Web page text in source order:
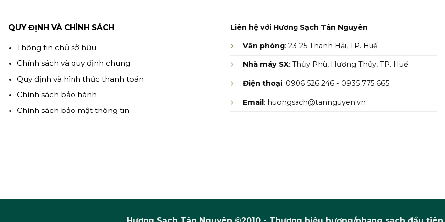
QUY ĐỊNH VÀ CHÍNH SÁCH
Thông tin chủ sở hữu
Chính sách và quy định chung
Quy định và hình thức thanh toán
Chính sách bảo hành
Chính sách bảo mật thông tin
Liên hệ với Hương Sạch Tân Nguyên
Văn phòng: 23-25 Thanh Hải, TP. Huế
Nhà máy SX: Thủy Phù, Hương Thủy, TP. Huế
Điện thoại: 0906 526 246 - 0935 775 665
Email: huongsach@tannguyen.vn